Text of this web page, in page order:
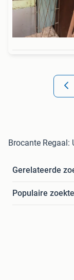
Brocante Regaal:
Gerelateerde
Populaire